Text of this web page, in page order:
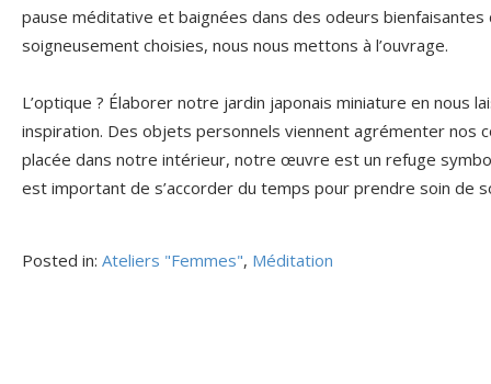
pause méditative et baignées dans des odeurs bienfaisantes
soigneusement choisies, nous nous mettons à l’ouvrage.
L’optique ? Élaborer notre jardin japonais miniature en nous
inspiration. Des objets personnels viennent agrémenter nos
placée dans notre intérieur, notre œuvre est un refuge
est important de s’accorder du temps pour prendre soin de
Posted in: Ateliers "Femmes", Méditation